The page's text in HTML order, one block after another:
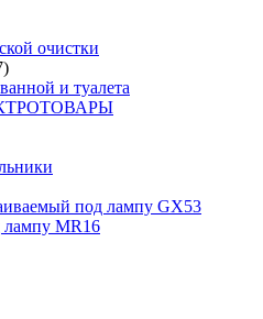
очистки
и туалета
под лампу GX53
лампу MR16